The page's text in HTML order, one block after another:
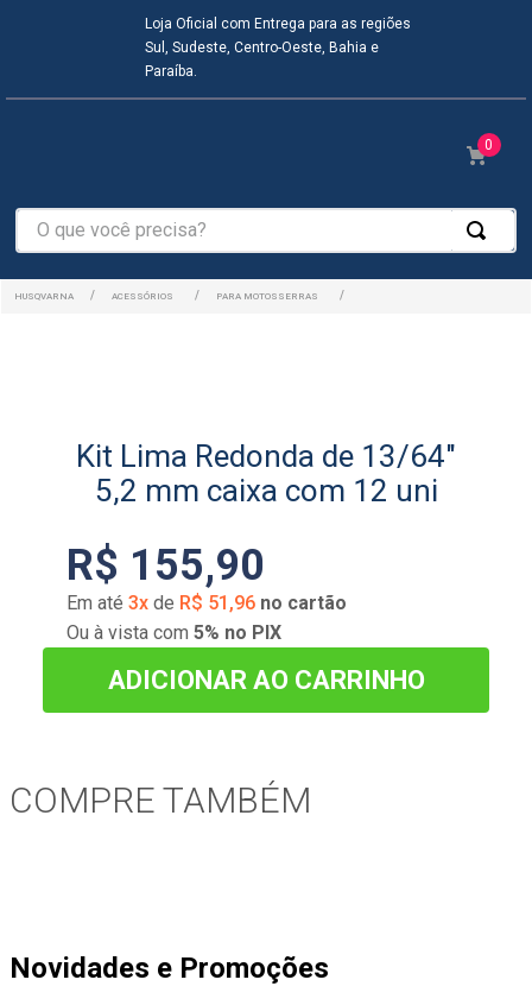
Loja Oficial com Entrega para as regiões
Sul, Sudeste, Centro-Oeste, Bahia e
Paraíba.
0
ACESSÓRIOS PARA MOTOSSERRAS
Kit Lima Redonda de 13/64"
5,2 mm caixa com 12 uni
R$ 155,90
Em até 3x de R$ 51 ,96 no cartão
Ou à vista com 5% no PIX
ADICIONAR AO CARRINHO
COMPRE TAMBÉM
Novidades e Promoções